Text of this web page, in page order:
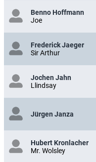
Benno Hoffmann
Joe
Frederick Jaeger
Sir Arthur
Jochen Jahn
Llindsay
Jürgen Janza
Hubert Kronlacher
Mr. Wolsley